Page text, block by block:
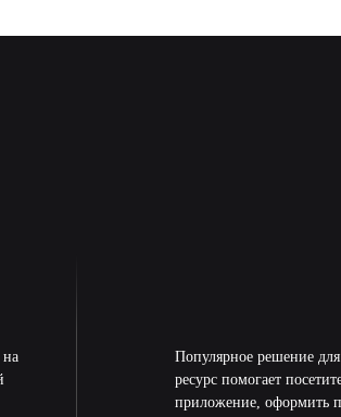
на
Популярное решение
ресурс помогает
приложение, оформить